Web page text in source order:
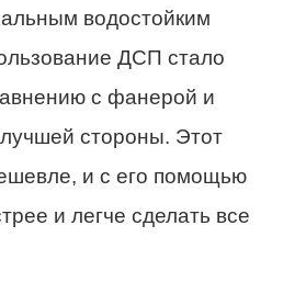
водостойким
ДСП стало
с фанерой и
стороны. Этот
и с его помощью
и легче сделать все